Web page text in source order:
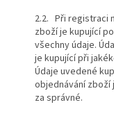
2.2. Při registraci
zboží je kupující
všechny údaje.
je kupující při
Údaje uvedené
objednávání
za správné.